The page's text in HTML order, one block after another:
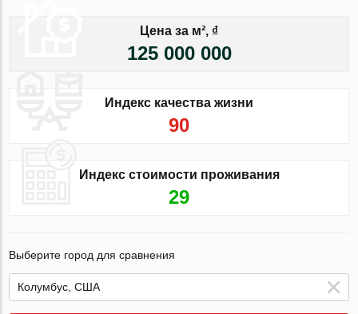
Цена за м², ₫
125 000 000
Индекс качества жизни
90
Индекс стоимости проживания
29
Выберите город для сравнения